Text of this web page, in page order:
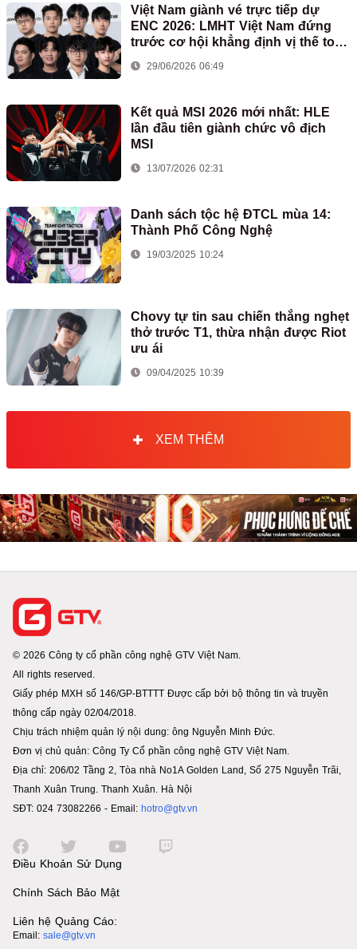
Việt Nam giành vé trực tiếp dự
ENC 2026: LMHT Việt Nam đứng
trước cơ hội khẳng định vị thế toàn
cầu
29/06/2026 06:49
Kết quả MSI 2026 mới nhất: HLE
lần đầu tiên giành chức vô địch
MSI
13/07/2026 02:31
Danh sách tộc hệ ĐTCL mùa 14:
Thành Phố Công Nghệ
19/03/2025 10:24
Chovy tự tin sau chiến thắng nghẹt
thở trước T1, thừa nhận được Riot
ưu ái
09/04/2025 10:39
XEM THÊM
© 2026 Công ty cổ phần công nghệ GTV Việt Nam.
All rights reserved.
Giấy phép MXH số 146/GP-BTTTT Được cấp bởi bộ thông tin và truyền
thông cấp ngày 02/04/2018.
Chịu trách nhiệm quản lý nội dung: ông Nguyễn Minh Đức.
Đơn vị chủ quản: Công Ty Cổ phần công nghệ GTV Việt Nam.
Địa chỉ: 206/02 Tầng 2, Tòa nhà No1A Golden Land, Số 275 Nguyễn Trãi,
Thanh Xuân Trung. Thanh Xuân. Hà Nội
SĐT: 024 73082266 - Email: hotro@gtv.vn
Điều Khoản Sử Dụng
Chính Sách Bảo Mật
Liên hệ Quảng Cáo:
Email: sale@gtv.vn